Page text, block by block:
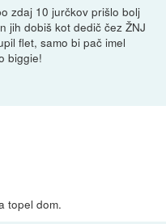
zdaj 10 jurčkov prišlo bolj
jih dobiš kot dedič čez ŽNJ
flet, samo bi pač imel
biggie!
topel dom.